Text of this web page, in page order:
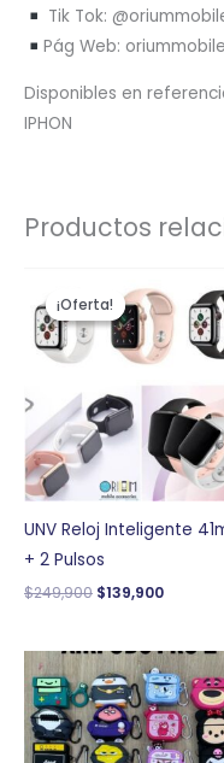
Tik Tok:
Pág Web:
Disponibles en
IPHON
Productos
¡Oferta!
¡Oferta!
UNV Reloj Inteligente
+ 2 Pulsos
$249,900
precio
original
era:
$249,900.
$139,900
precio
actual
es: